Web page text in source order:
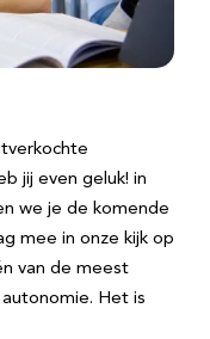
jij even geluk! in
we je de komende
mee in onze kijk op
van de meest
Het is